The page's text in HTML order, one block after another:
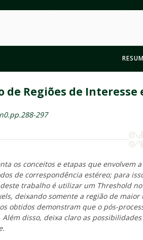
de Regiões de
297
os conceitos e etapas que envolvem
de correspondência estéreo; para
deste trabalho é utilizar um Threshold
deixando somente a região de
obtidos demonstram que o pós-
Além disso, deixa claro as